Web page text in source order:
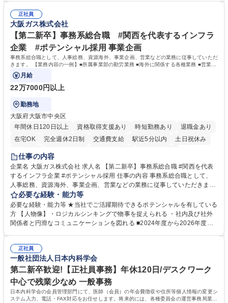
るので安心して入行いただけます。 幅広いキャリアの選択肢があり、公募
や社内副業等を活用し、 一人ひとりが挑戦できるカルチャーが浸透してい
ます。 学歴・資格 学歴：大学院 大学 高専 短大 専修学校 高校 語学力：
資格：
正社員
大阪ガス株式会社
【第二新卒】事務系総合職 #関西を代表するインフラ
企業 #ポテンシャル採用 事業企画
事務系総合職として、人事総務、資源海外、事業企画、営業などの業務に従事していただ
きます。 【業務内容の一例】■所属事業部の勤労業務 ■海外に関係する各種業務 ■営業部
門の企画スタッフ、ルート営業
月給
22万7000円以上
勤務地
大阪府大阪市中央区
年間休日120日以上
資格取得支援あり 時短勤務あり
退職金あり
在宅OK
完全週休2日制 交通費支給 駅近5分以内
土日祝休み
服装自由
第二新卒歓迎
仕事の内容
企業名 大阪ガス株式会社 求人名 【第二新卒】事務系総合職 #関西を代表
するインフラ企業 #ポテンシャル採用 仕事の内容 事務系総合職として、
人事総務、資源海外、事業企画、営業などの業務に従事していただきま
す。 【業務内容の一例】■所属事業部の勤労業務 ■海外に関係する各種業
務 ■営業部門の企画スタッフ、ルート営業 【キャリアパス】入社後の配属
ポジションで一定期間ご活躍頂いた後、本人の適性及び将来のキャリアを
鑑みてジョブローテーションを行います。 【育成】OJTでの現場育成や研
表するインフラ企業 #ポテンシャル採用
必要な経験・能力等
必要な経験・能力等 ★当社でご活躍期待できるポテンシャルを有している
方 【人物像】・ロジカルシンキングで物事を捉えられる ・社内及び社外
関係者と円滑なコミュニケーションを図れる ■2024年度から2026年度ま
72.html ■エネルギーセキュリティの不安定化や気候変動による自然災害の
甚大化など、これまで以上に社会課題解決の重要性が高まっています。
「未来の日常」の創造に向けて持続可能な社会の実現に貢献してまいりま
す。 学歴・資格 学歴：大学院 大学 語学力： 資格：
正社員
一般社団法人日本内科学会
第二新卒歓迎!【正社員事務】年休120日/デスクワーク
中心で残業少なめ 一般事務
日本内科学会の会員管理部門にて、医師（会員）の年会費徴収や住所等個人情報の変更シ
ステム入力、電話・FAX対応をお任せします。将来的には、各種委員会の運営事務局業務